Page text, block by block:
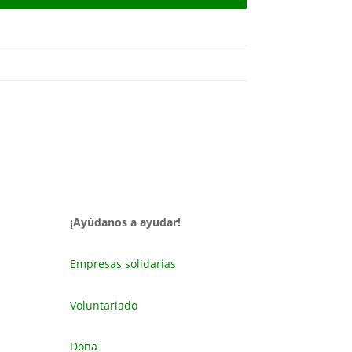
¡Ayúdanos a ayudar!
Empresas solidarias
Voluntariado
Dona